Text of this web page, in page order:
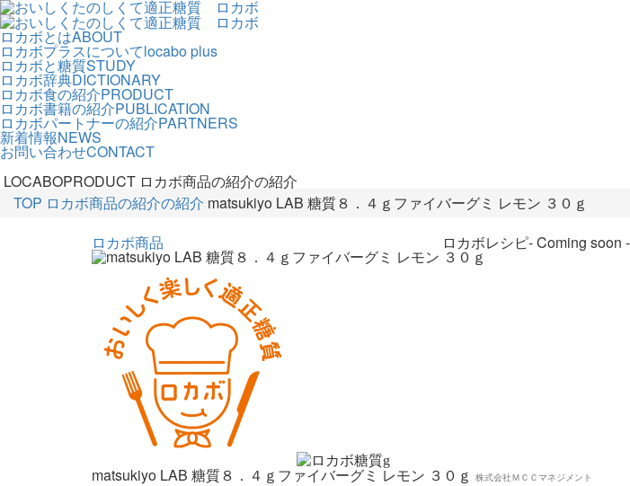
ロカボとはABOUT
ロカボプラスについてlocabo plus
ロカボと糖質STUDY
ロカボ辞典DICTIONARY
ロカボ食の紹介PRODUCT
ロカボ書籍の紹介PUBLICATION
ロカボパートナーの紹介PARTNERS
新着情報NEWS
お問い合わせCONTACT
LOCABOPRODUCT ロカボ商品の紹介の紹介
TOP ロカボ商品の紹介の紹介 matsukiyo LAB 糖質８．４ｇファイバーグミ レモン ３０ｇ
ロカボ商品
ロカボレシピ- Coming soon -
g
matsukiyo LAB 糖質８．４ｇファイバーグミ レモン ３０ｇ 株式会社ＭＣＣマネジメント